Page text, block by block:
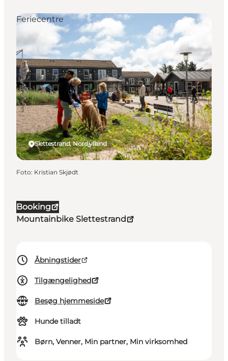
Booking
Mountainbike Slettestrand
Åbningstider
Tilgængelighed
Besøg hjemmeside
Hunde tilladt
Børn, Venner, Min partner, Min virksomhed
Slettestrand, Nordjylland
Feriecentre
Foto: Kristian Skjødt